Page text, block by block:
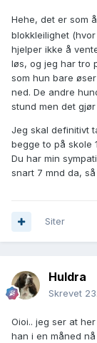
Hehe, det er som
blokkleilighet
hjelper ikke å
løs, og jeg har tro
som hun bare
ned. De andre
stund men det
Jeg skal definitivt
begge to på skole
Du har min
snart 7 mnd da,
Siter
Huldra
Skrevet
Oioi.. jeg ser at
han i en måned